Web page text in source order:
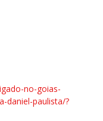
no-goias-
daniel-paulista/?